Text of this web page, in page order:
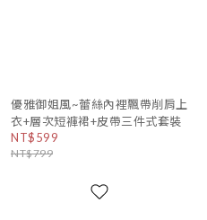
優雅御姐風~蕾絲內裡飄帶削肩上
衣+層次短褲裙+皮帶三件式套裝
NT$599
NT$799